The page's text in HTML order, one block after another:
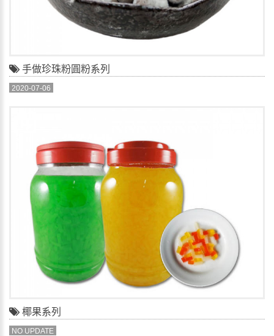
手做珍珠粉圓粉系列
2020-07-06
椰果系列
NO UPDATE